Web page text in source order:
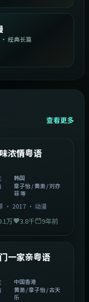
· 经典长篇
查看更多
2:08:51
浓情粤语
韩国
章子怡 / 黄渤 / 刘亦
菲 等
· 2017· 动漫
万 3.8千 9年前
一家亲粤语
中国香港
黄渤 / 章子怡 / 古天
乐